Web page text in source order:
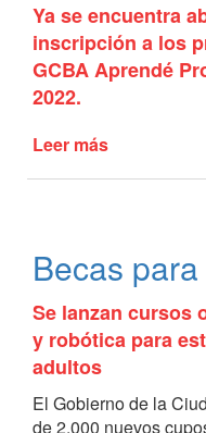
Ya se encuentra
inscripción a los
GCBA Aprendé
2022.
Leer más
en
Becas
Se lanzan cursos
y robótica para
adultos
El Gobierno de la
de 2.000 nuevos